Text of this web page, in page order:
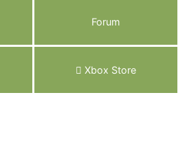
Forum
Xbox Store